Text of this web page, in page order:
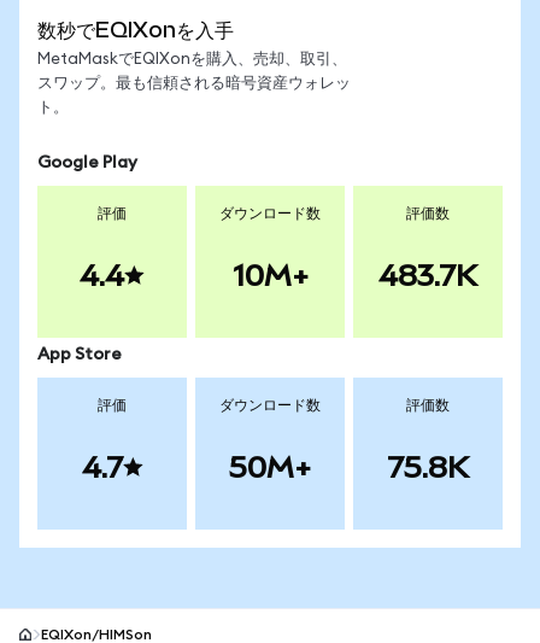
数秒でEQIXonを入手
MetaMaskでEQIXonを購入、売却、取引、
スワップ。最も信頼される暗号資産ウォレッ
ト。
Google Play
評価
4.4
ダウンロード数
10M+
評価数
483.7K
App Store
評価
4.7
ダウンロード数
50M+
評価数
75.8K
EQIXon/HIMSon